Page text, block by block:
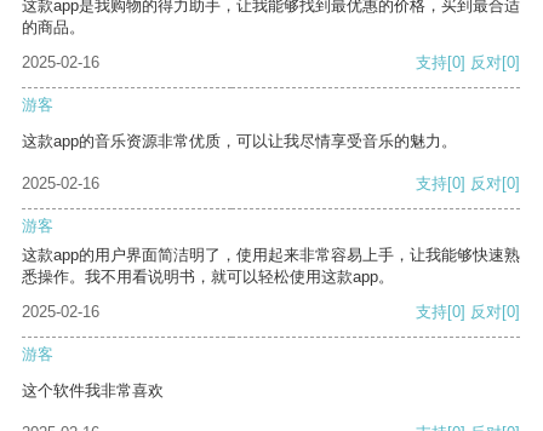
这款app是我购物的得力助手，让我能够找到最优惠的价格，买到最合适
的商品。
2025-02-16
支持[0] 反对[0]
游客
这款app的音乐资源非常优质，可以让我尽情享受音乐的魅力。
2025-02-16 支持[0] 反对[0]
游客
这款app的用户界面简洁明了，使用起来非常容易上手，让我能够快速熟
悉操作。我不用看说明书，就可以轻松使用这款app。
2025-02-16
支持[0] 反对[0]
游客
这个软件我非常喜欢